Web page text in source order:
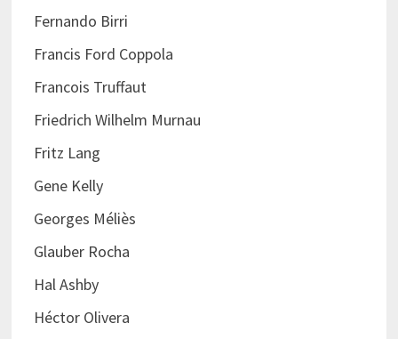
Fernando Birri
Francis Ford Coppola
Francois Truffaut
Friedrich Wilhelm Murnau
Fritz Lang
Gene Kelly
Georges Méliès
Glauber Rocha
Hal Ashby
Héctor Olivera